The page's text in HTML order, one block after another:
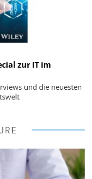
zur IT im
und die neuesten